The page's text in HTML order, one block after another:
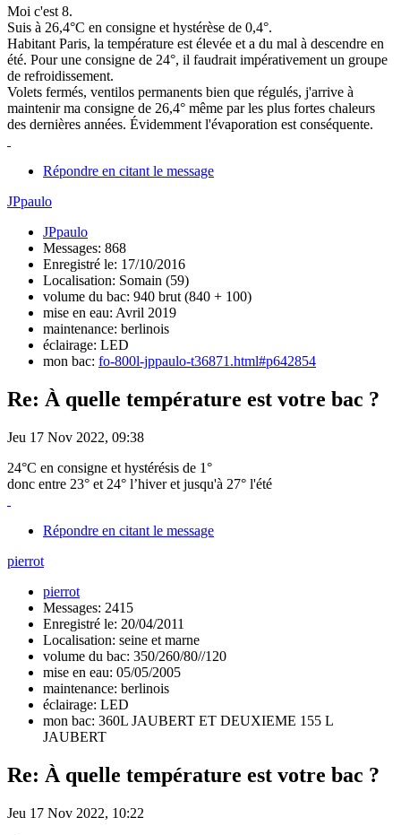
Moi c'est 8.
Suis à 26,4°C en consigne et hystérèse de 0,4°.
Habitant Paris, la température est élevée et a du mal à descendre en
été. Pour une consigne de 24°, il faudrait impérativement un groupe
de refroidissement.
Volets fermés, ventilos permanents bien que régulés, j'arrive à
maintenir ma consigne de 26,4° même par les plus fortes chaleurs
des dernières années. Évidemment l'évaporation est conséquente.
Répondre en citant le message
JPpaulo
JPpaulo
Messages: 868
Enregistré le: 17/10/2016
Localisation: Somain (59)
volume du bac: 940 brut (840 + 100)
mise en eau: Avril 2019
maintenance: berlinois
éclairage: LED
mon bac: fo-800l-jppaulo-t36871.html#p642854
Re: À quelle température est votre bac ?
Jeu 17 Nov 2022, 09:38
24°C en consigne et hystérésis de 1°
donc entre 23° et 24° l’hiver et jusqu'à 27° l'été
Répondre en citant le message
pierrot
pierrot
Messages: 2415
Enregistré le: 20/04/2011
Localisation: seine et marne
volume du bac: 350/260/80//120
mise en eau: 05/05/2005
maintenance: berlinois
éclairage: LED
mon bac: 360L JAUBERT ET DEUXIEME 155 L
JAUBERT
Re: À quelle température est votre bac ?
Jeu 17 Nov 2022, 10:22